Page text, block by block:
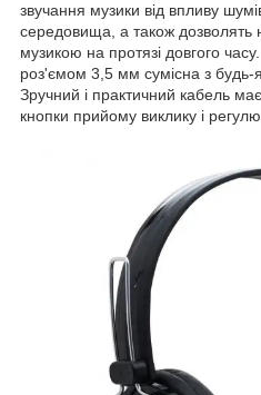
звучання музики від впливу
середовища, а також
музикою на протязі довгого
роз'ємом 3,5 мм сумісна з
Зручний і практичний кабель має
кнопки прийому виклику і